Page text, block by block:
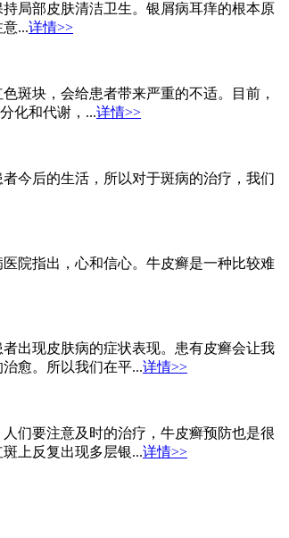
局部皮肤清洁卫生。银屑病耳痒的根本原
...详情>>
斑块，会给患者带来严重的不适。目前，
化和代谢，...详情>>
今后的生活，所以对于斑病的治疗，我们
院指出，心和信心。牛皮癣是一种比较难
出现皮肤病的症状表现。患有皮癣会让我
愈。所以我们在平...详情>>
们要注意及时的治疗，牛皮癣预防也是很
上反复出现多层银...详情>>